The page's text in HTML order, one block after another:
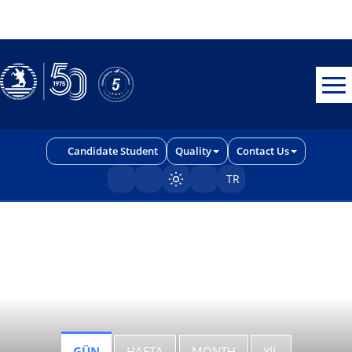
Candidate Student Quality Contact Us
Sayfayı karart/aç
TR